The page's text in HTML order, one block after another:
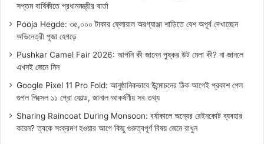
সপ্তম বার্ষিকীতে প্রধানমন্ত্রীর বার্তা
Pooja Hegde: ৩৫,০০০ টাকার ফ্লোরাল অরগ্যাঞ্জা শাড়িতে বেশ অপূর্ব দেখাচ্ছেন
অভিনেত্রী পূজা হেগড়ে
Pushkar Camel Fair 2026: আপনি কী জানেন পুষ্কর উট মেলা কী? না জানলে
এখনই জেনে নিন
Google Pixel 11 Pro Fold: আনুষ্ঠানিকভাবে উন্মোচনের ঠিক আগেই প্রকাশ পেল
গুগল পিক্সেল ১১ প্রো ফোল্ড, জানাল আকর্ষণীয় সব তথ্য
Sharing Raincoat During Monsoon: বর্ষাকালে অন্যের রেইনকোট ব্যবহার
করেন? ত্বকে সংক্রমণ হওয়ার আগে কিছু গুরুত্বপূর্ণ বিষয় জেনে রাখুন